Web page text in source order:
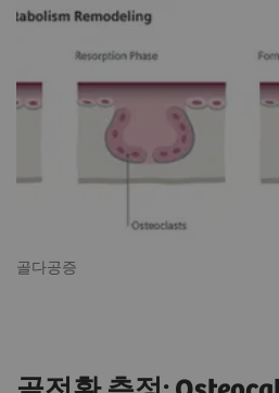
골다공증